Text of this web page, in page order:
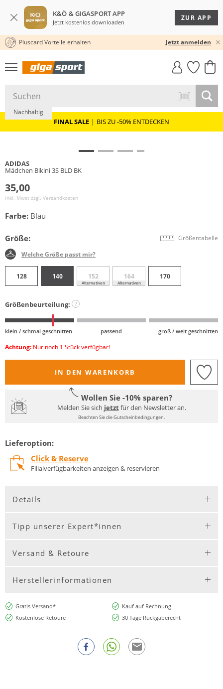
K&Ö & GIGASPORT APP
Jetzt kostenlos downloaden
ZUR APP
30 TAGE RÜCKGABERECHT
Pluscard Vorteile erhalten Jetzt anmelden
GIGASTYLE
FAHRRAD­
MUST-HAVE
FINAL SALE | BIS ZU -50% ENTDECKEN
Nachhaltig
ADIDAS
Mädchen Bikini 3S BLD BK
35,00
inkl. Mwst zzgl. Versandkosten
Farbe: Blau
Größe: Größentabelle
Welche Größe passt mir?
128 140 152
Alternativen
164
Alternativen
170
Größenbeurteilung: ?
klein / schmal geschnitten passend groß / weit geschnitten
Achtung: Nur noch 1 Stück verfügbar!
IN DEN WARENKORB
Wollen Sie -10% sparen?
Melden Sie sich jetztfür den Newsletter an.
Beachten Sie die Gutscheinbedingungen.
Lieferoption:
Click & Reserve
Filialverfügbarkeiten anzeigen & reservieren
Details
Tipp unserer Expert*innen
Versand & Retoure
Herstellerinformationen
Gratis Versand*
Kauf auf Rechnung
Kostenlose Retoure
30 Tage Rückgaberecht